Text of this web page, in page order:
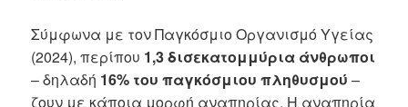
Σύμφωνα με τον Παγκόσμιο Οργανισμό Υγείας
(2024), περίπου 1,3 δισεκατομμύρια άνθρωποι
– δηλαδή 16% του παγκόσμιου πληθυσμού –
ζουν με κάποια μορφή αναπηρίας. Η αναπηρία